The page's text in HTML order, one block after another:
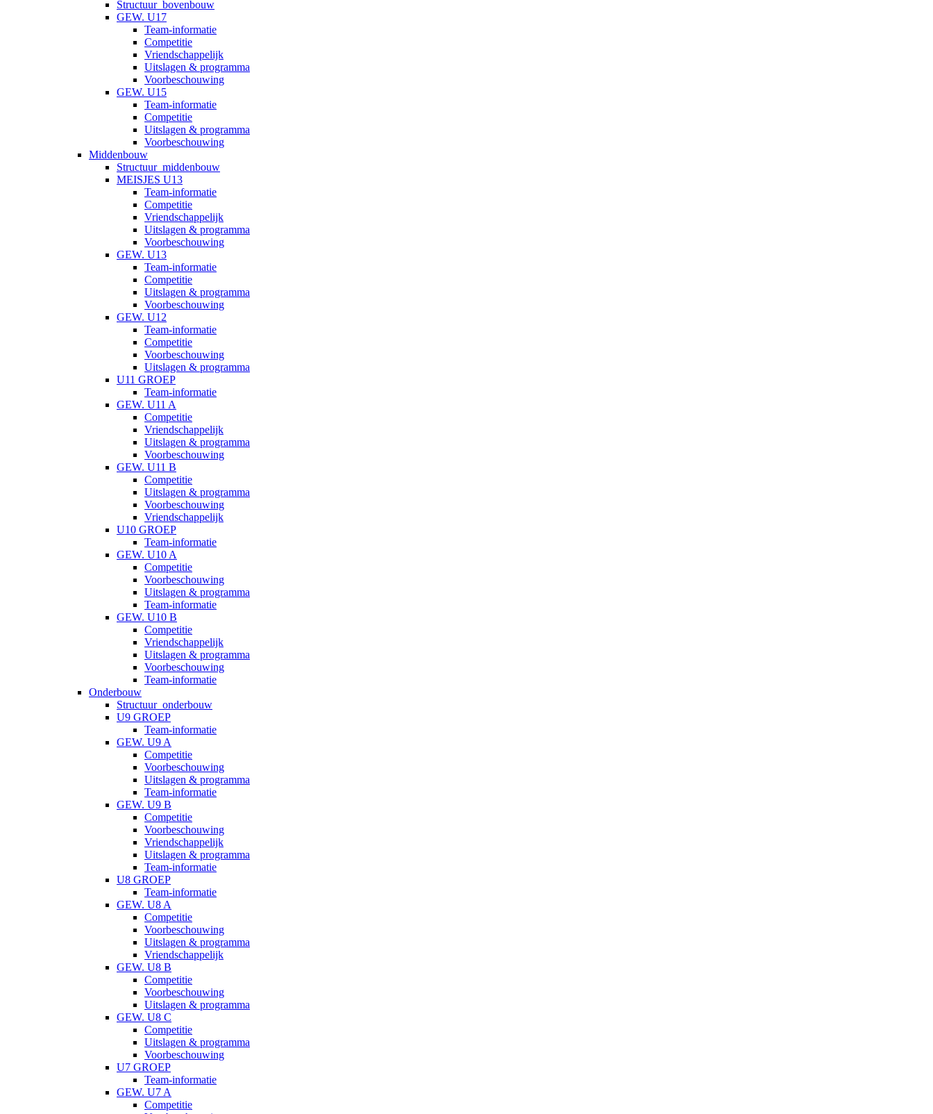
Structuur_bovenbouw
GEW. U17
Team-informatie
Competitie
Vriendschappelijk
Uitslagen & programma
Voorbeschouwing
GEW. U15
Team-informatie
Competitie
Uitslagen & programma
Voorbeschouwing
Middenbouw
Structuur_middenbouw
MEISJES U13
Team-informatie
Competitie
Vriendschappelijk
Uitslagen & programma
Voorbeschouwing
GEW. U13
Team-informatie
Competitie
Uitslagen & programma
Voorbeschouwing
GEW. U12
Team-informatie
Competitie
Voorbeschouwing
Uitslagen & programma
U11 GROEP
Team-informatie
GEW. U11 A
Competitie
Vriendschappelijk
Uitslagen & programma
Voorbeschouwing
GEW. U11 B
Competitie
Uitslagen & programma
Voorbeschouwing
Vriendschappelijk
U10 GROEP
Team-informatie
GEW. U10 A
Competitie
Voorbeschouwing
Uitslagen & programma
Team-informatie
GEW. U10 B
Competitie
Vriendschappelijk
Uitslagen & programma
Voorbeschouwing
Team-informatie
Onderbouw
Structuur_onderbouw
U9 GROEP
Team-informatie
GEW. U9 A
Competitie
Voorbeschouwing
Uitslagen & programma
Team-informatie
GEW. U9 B
Competitie
Voorbeschouwing
Vriendschappelijk
Uitslagen & programma
Team-informatie
U8 GROEP
Team-informatie
GEW. U8 A
Competitie
Voorbeschouwing
Uitslagen & programma
Vriendschappelijk
GEW. U8 B
Competitie
Voorbeschouwing
Uitslagen & programma
GEW. U8 C
Competitie
Uitslagen & programma
Voorbeschouwing
U7 GROEP
Team-informatie
GEW. U7 A
Competitie